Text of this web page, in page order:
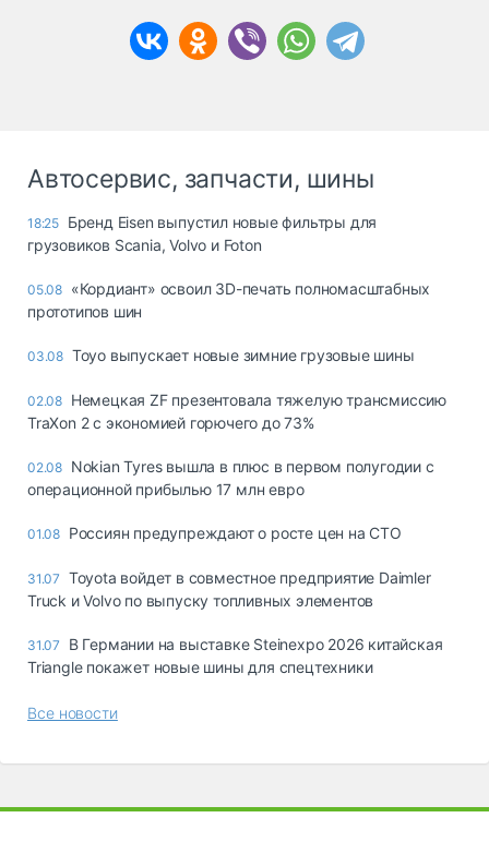
Автосервис, запчасти, шины
18:25 Бренд Eisen выпустил новые фильтры для
грузовиков Scania, Volvo и Foton
05.08 «Кордиант» освоил 3D-печать полномасштабных
прототипов шин
03.08 Toyo выпускает новые зимние грузовые шины
02.08 Немецкая ZF презентовала тяжелую трансмиссию
TraXon 2 с экономией горючего до 73%
02.08 Nokian Tyres вышла в плюс в первом полугодии с
операционной прибылью 17 млн евро
01.08 Россиян предупреждают о росте цен на СТО
31.07 Toyota войдет в совместное предприятие Daimler
Truck и Volvo по выпуску топливных элементов
31.07
В Германии на выставке Steinexpo 2026 китайская
Triangle покажет новые шины для спецтехники
Все новости